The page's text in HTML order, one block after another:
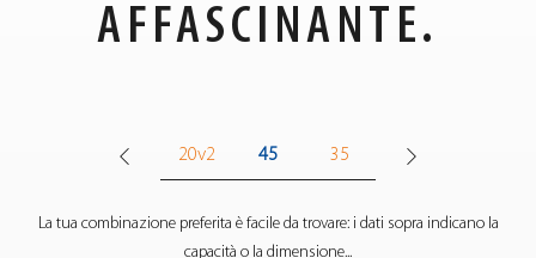
AFFASCINANTE.
20v1 20v2 45 35 20v1
La tua combinazione preferita è facile da trovare: i dati sopra indicano la
capacità o la dimensione...